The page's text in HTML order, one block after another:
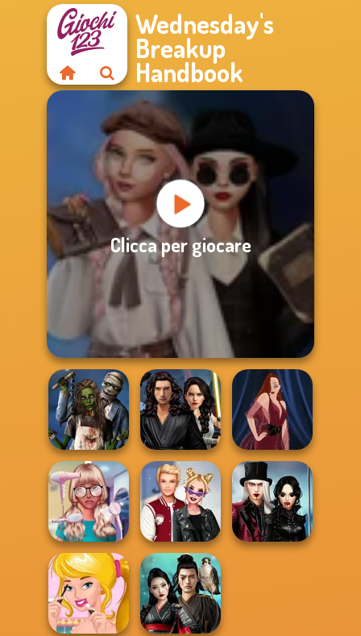
Wednesday's
Breakup
Handbook
Clicca per giocare
Zombie
Romance
Star Wars
Interstellar
Romance
Pin-up Jessica
Nerd To Popular
Makeover Mania
Kiss, Marry, Hate
Challenge